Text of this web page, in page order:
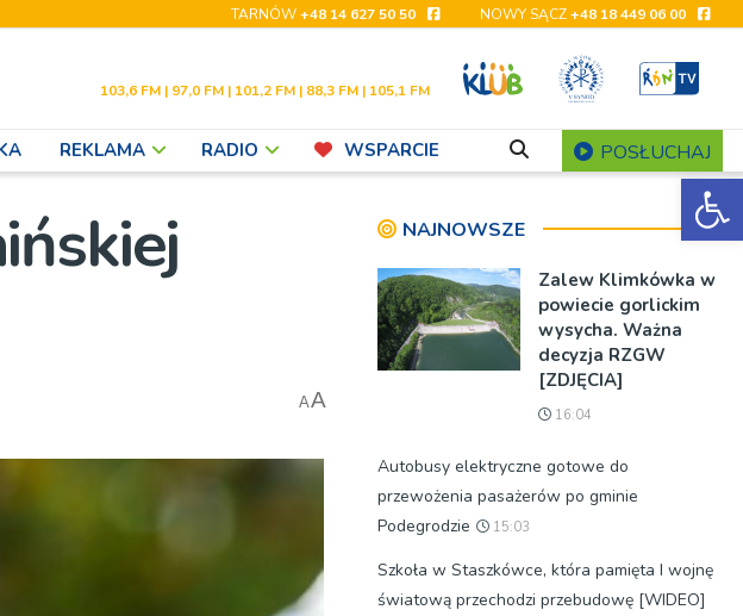
TARNÓW+48 14 627 50 50 NOWY SĄCZ+48 18 449 06 00
103,6 FM | 97,0 FM | 101,2 FM | 88,3 FM | 105,1 FM
REKLAMA RADIO WSPARCIE POSŁUCHAJ
AA
NAJNOWSZE
Zalew Klimkówka w
powiecie gorlickim
wysycha. Ważna
decyzja RZGW
[ZDJĘCIA]
16:04
Autobusy elektryczne gotowe do
przewożenia pasażerów po gminie
Podegrodzie
15:03
Szkoła w Staszkówce, która pamięta I wojnę
światową przechodzi przebudowę [WIDEO]